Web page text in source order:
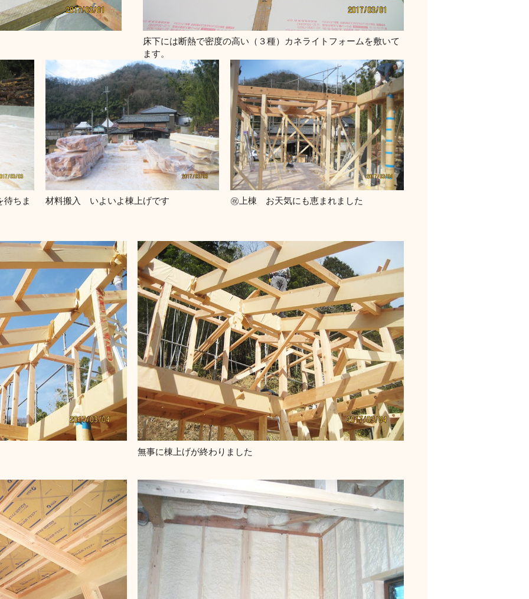
床下には断熱で密度の高い（３種）カネライトフォームを敷いて
ます。
待ちま 材料搬入 いよいよ棟上げです ㊗上棟 お天気にも恵まれました
無事に棟上げが終わりました